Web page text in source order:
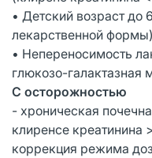
• Детский возраст до
лекарственной
• Непереносимость
глюкозо-галактазная
С осторожностью
- хроническая
клиренсе креатинина
коррекция режима